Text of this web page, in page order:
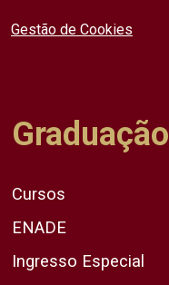
Gestão de Cookies
Graduação
Cursos
ENADE
Ingresso Especial